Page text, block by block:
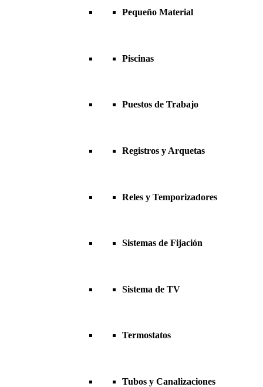
Pequeño Material
Piscinas
Puestos de Trabajo
Registros y Arquetas
Reles y Temporizadores
Sistemas de Fijación
Sistema de TV
Termostatos
Tubos y Canalizaciones